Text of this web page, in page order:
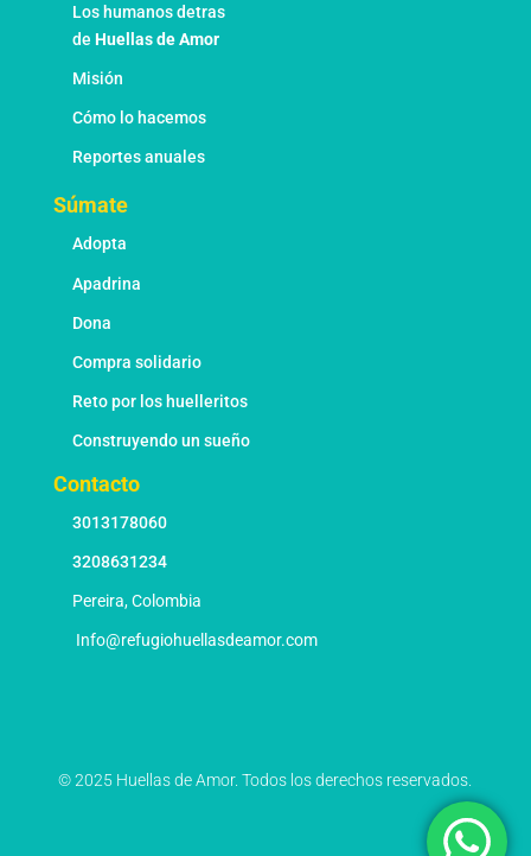
Los humanos detras
de Huellas de Amor
Misión
Cómo lo hacemos
Reportes anuales
Súmate
Adopta
Apadrina
Dona
Compra solidario
Reto por los huelleritos
Construyendo un sueño
Contacto
3013178060
3208631234
Pereira, Colombia
Info@refugiohuellasdeamor.com
© 2025 Huellas de Amor. Todos los derechos reservados.